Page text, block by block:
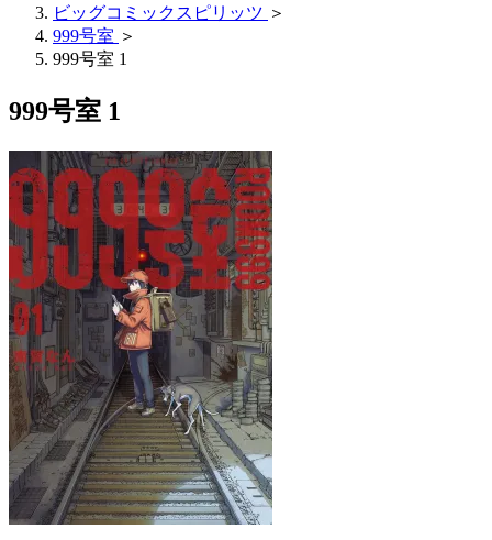
ビッグコミックスピリッツ ＞
999号室 ＞
999号室 1
999号室 1